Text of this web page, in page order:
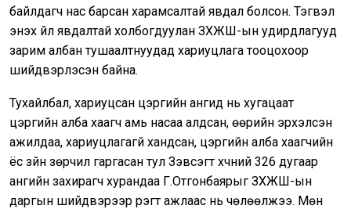
байлдагч нас барсан харамсалтай явдал болсон. Тэгвэл
энэхүү үйл явдалтай холбогдуулан ЗХЖШ-ын удирдлагууд
зарим албан тушаалтнуудад хариуцлага тооцохоор
шийдвэрлэсэн байна.
Тухайлбал, хариуцсан цэргийн ангид нь хугацаат
цэргийн алба хаагч амь насаа алдсан, өөрийн эрхэлсэн
ажилдаа, хариуцлагагүй хандсан, цэргийн алба хаагчийн
ёс зүйн зөрчил гаргасан тул Зэвсэгт хүчний 326 дугаар
ангийн захирагч хурандаа Г.Отгонбаярыг ЗХЖШ-ын
даргын шийдвэрээр үүрэгт ажлаас нь чөлөөлжээ. Мөн